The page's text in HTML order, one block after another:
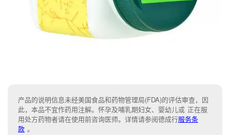
产品的说明信息未经美国食品和药物管理局(FDA)的评估审查，因
此，本品不宜作药用注解。怀孕及哺乳期妇女、婴幼儿或 正在服
用处方药物者请在使用前咨询医师。详情请参阅德成行服务条
款 。